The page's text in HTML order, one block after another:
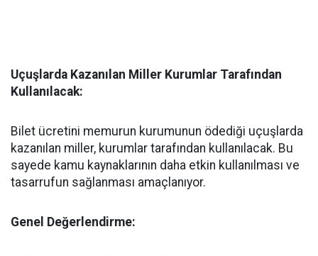
Uçuşlarda Kazanılan Miller Kurumlar Tarafından
Kullanılacak:
Bilet ücretini memurun kurumunun ödediği uçuşlarda
kazanılan miller, kurumlar tarafından kullanılacak. Bu
sayede kamu kaynaklarının daha etkin kullanılması ve
tasarrufun sağlanması amaçlanıyor.
Genel Değerlendirme: